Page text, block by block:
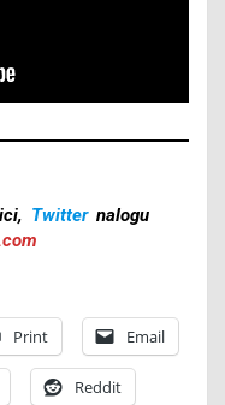
Twitter nalogu
Print Email
Reddit